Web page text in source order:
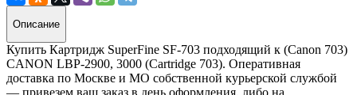
Описание
Купить Картридж SuperFine SF-703 подходящий к (Canon 703)
CANON LBP-2900, 3000 (Cartridge 703). Оперативная
доставка по Москве и МО собственной курьерской службой